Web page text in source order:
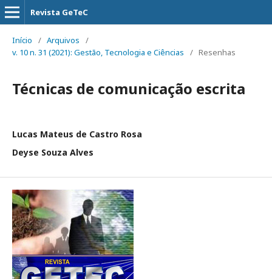
Revista GeTeC
Início / Arquivos
/
v. 10 n. 31 (2021): Gestão, Tecnologia e Ciências
/ Resenhas
Técnicas de comunicação escrita
Lucas Mateus de Castro Rosa
Deyse Souza Alves